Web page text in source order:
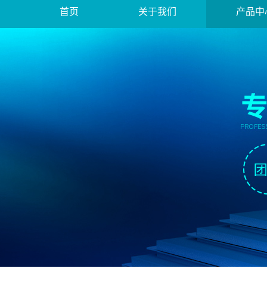
首页 关于我们 产品中